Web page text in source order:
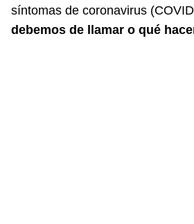
síntomas de coronavirus
debemos de llamar o qué